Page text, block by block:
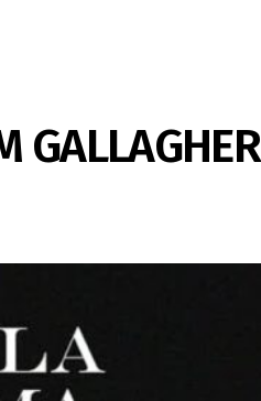
GALLAGHER